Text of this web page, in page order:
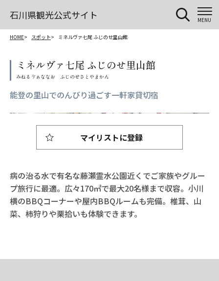
石川県観光公式サイト MENU
HOME スポット ミネルヴァ七尾 ふじのせ里山館
ミネルヴァ七尾 ふじのせ里山館
能登の里山でのんびり過ごす一軒家貸切宿
病の治る水で有名な藤瀬霊水公園近くでご家族やグルー
プ旅行に最適。広々170㎡で最大20名様まで収容。小川
横のBBQコーナーや屋内BBQルームも完備。椎茸、山
菜、柿狩りや栗拾いも体験できます。
マイリストに登録